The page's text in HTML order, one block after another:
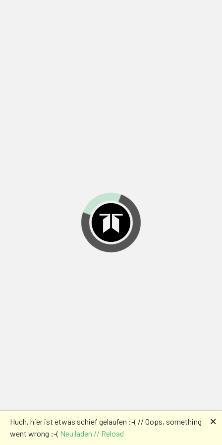
Huch, hier ist etwas schief gelaufen :-( // Oops, something
went wrong :-( Neu laden // Reload
🗙